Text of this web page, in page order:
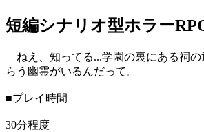
短編シナリオ型ホラー
ねえ、知ってる...学園の裏にある祠の
らう幽霊がいるんだって。
■プレイ時間
30分程度